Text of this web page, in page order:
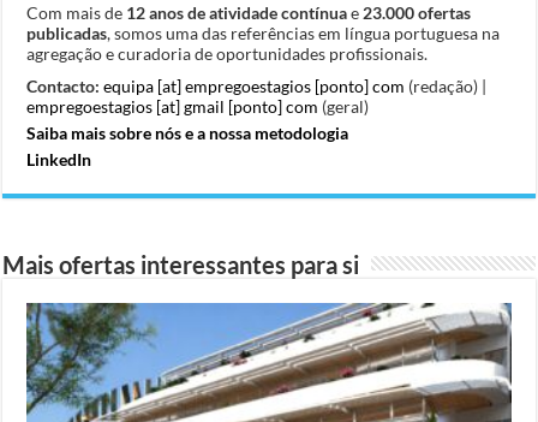
Com mais de 12 anos de atividade contínuae 23.000 ofertas
publicadas, somos uma das referências em língua portuguesa na
agregação e curadoria de oportunidades profissionais.
Contacto: equipa [at] empregoestagios [ponto] com (redação) |
empregoestagios [at] gmail [ponto] com (geral)
Saiba mais sobre nós e a nossa metodologia
LinkedIn
Mais ofertas interessantes para si